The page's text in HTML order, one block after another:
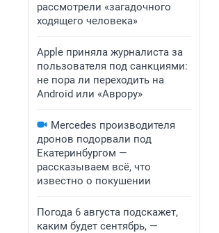
рассмотрели «загадочного
ходящего человека»
Apple приняла журналиста за
пользователя под санкциями:
не пора ли переходить на
Android или «Аврору»
Mercedes производителя
дронов подорвали под
Екатеринбургом —
рассказываем всё, что
известно о покушении
Погода 6 августа подскажет,
каким будет сентябрь, —